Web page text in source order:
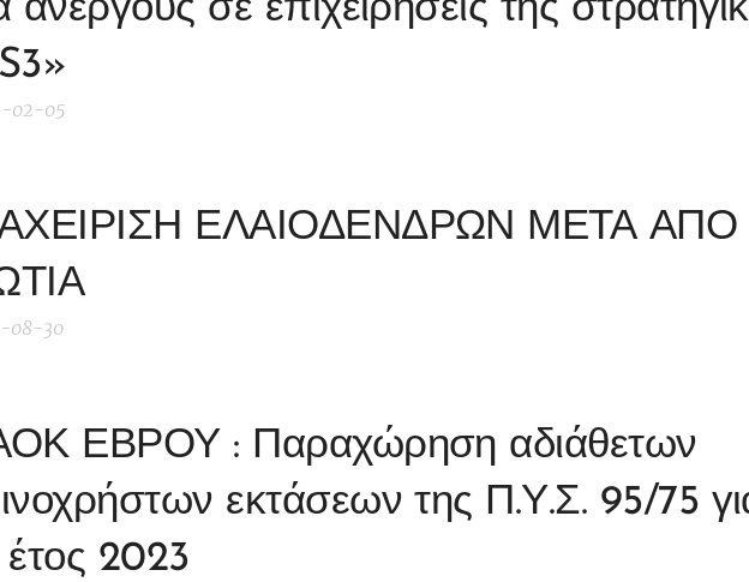
ανέργους σε επιχειρήσεις της
02-05
ΕΛΑΙΟΔΕΝΔΡΩΝ ΜΕΤΑ ΑΠΟ
08-30
ΕΒΡΟΥ : Παραχώρηση αδιάθετων
εκτάσεων της Π.Υ.Σ. 95/75
έτος 2023